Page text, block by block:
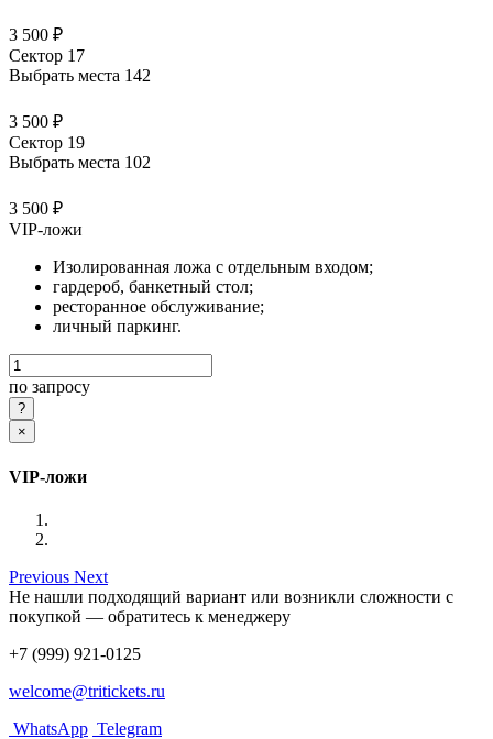
3 500 ₽
Сектор 17
Выбрать места 142
3 500 ₽
Сектор 19
Выбрать места 102
3 500 ₽
VIP-ложи
Изолированная ложа с отдельным входом;
гардероб, банкетный стол;
ресторанное обслуживание;
личный паркинг.
по запросу
×
VIP-ложи
Previous Next
Не нашли подходящий вариант или возникли сложности с
покупкой — обратитесь к менеджеру
+7 (999) 921-0125
welcome@tritickets.ru
WhatsApp Telegram